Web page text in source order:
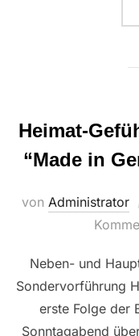
Heimat-
“Made in
von Administrator
Neben- und
Sondervorführung
erste Folge der
Sonntagabend